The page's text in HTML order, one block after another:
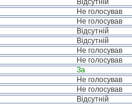
Відсутній
Не голосував
Не голосував
Відсутній
Відсутній
Не голосував
Не голосував
За
Не голосував
Не голосував
Відсутній